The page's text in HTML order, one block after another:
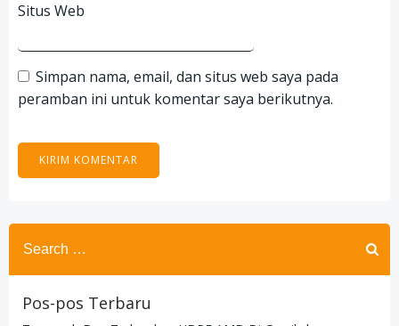
Situs Web
Simpan nama, email, dan situs web saya pada
peramban ini untuk komentar saya berikutnya.
Search
for:
Pos-pos Terbaru